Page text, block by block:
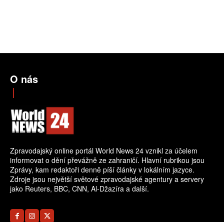
O nás
Zpravodajský online portál World News 24 vznikl za účelem
informovat o dění převážně ze zahraničí. Hlavní rubrikou jsou
Zprávy, kam redaktoři denně píší články v lokálním jazyce.
Zdroje jsou největší světové zpravodajské agentury a servery
jako Reuters, BBC, CNN, Al-Džazíra a další.